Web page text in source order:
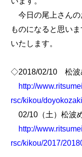
今日の尾上さんの
ものになると思い
いたします。
◇2018/02/10 松波
http://
rsc/kikou/
02/10（土）松波
http://
rsc/kikou/2017/